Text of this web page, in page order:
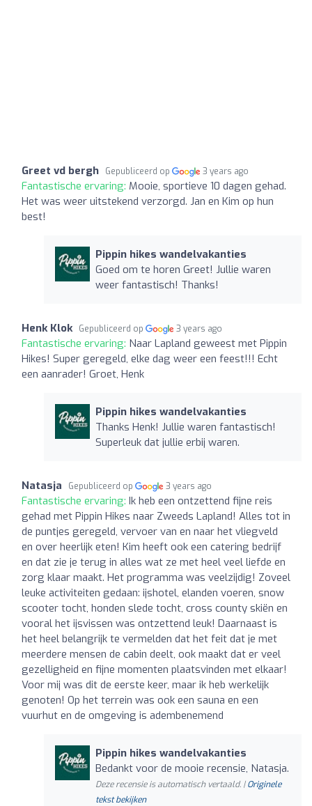
Greet vd bergh Gepubliceerd op 3 years ago
Fantastische ervaring: Mooie, sportieve 10 dagen gehad.
Het was weer uitstekend verzorgd. Jan en Kim op hun
best!
Pippin hikes wandelvakanties
Goed om te horen Greet! Jullie waren
weer fantastisch! Thanks!
Henk Klok Gepubliceerd op 3 years ago
Fantastische ervaring: Naar Lapland geweest met Pippin
Hikes! Super geregeld, elke dag weer een feest!!! Echt
een aanrader! Groet, Henk
Pippin hikes wandelvakanties
Thanks Henk! Jullie waren fantastisch!
Superleuk dat jullie erbij waren.
Natasja Gepubliceerd op 3 years ago
Fantastische ervaring: Ik heb een ontzettend fijne reis
gehad met Pippin Hikes naar Zweeds Lapland! Alles tot in
de puntjes geregeld, vervoer van en naar het vliegveld
en over heerlijk eten! Kim heeft ook een catering bedrijf
en dat zie je terug in alles wat ze met heel veel liefde en
zorg klaar maakt. Het programma was veelzijdig! Zoveel
leuke activiteiten gedaan: ijshotel, elanden voeren, snow
scooter tocht, honden slede tocht, cross county skiën en
vooral het ijsvissen was ontzettend leuk! Daarnaast is
het heel belangrijk te vermelden dat het feit dat je met
meerdere mensen de cabin deelt, ook maakt dat er veel
gezelligheid en fijne momenten plaatsvinden met elkaar!
Voor mij was dit de eerste keer, maar ik heb werkelijk
genoten! Op het terrein was ook een sauna en een
vuurhut en de omgeving is adembenemend
Pippin hikes wandelvakanties
Bedankt voor de mooie recensie, Natasja.
Deze recensie is automatisch vertaald. |Originele
tekst bekijken